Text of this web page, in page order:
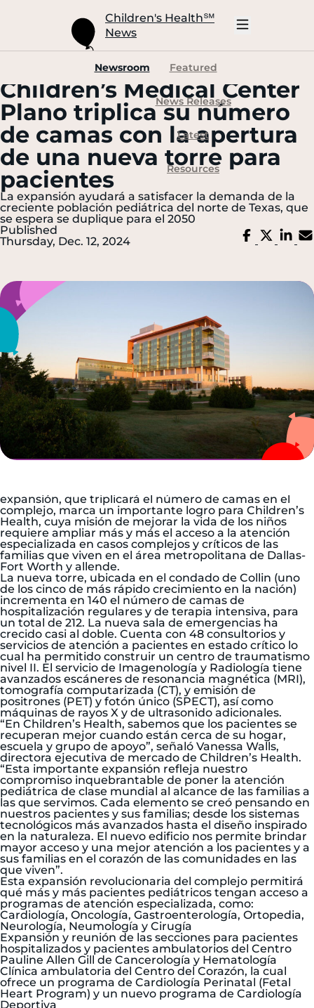
Children's Health℠
News
Newsroom Featured
News Releases
Latest
Resources
Children’s Medical Center
Plano triplica su número
de camas con la apertura
de una nueva torre para
pacientes
La expansión ayudará a satisfacer la demanda de la
creciente población pediátrica del norte de Texas, que
se espera se duplique para el 2050
Published
Thursday, Dec. 12, 2024
Share
on
Share
on on
DALLAS, Dec 12, 2024 —
Children’s Health℠, una de
las instituciones de salud pediátrica más grandes y
prestigiosas del país y el sistema de salud pediátrica
expansión, que triplicará el número de camas en el
complejo, marca un importante logro para Children’s
Health, cuya misión de mejorar la vida de los niños
requiere ampliar más y más el acceso a la atención
especializada en casos complejos y críticos de las
familias que viven en el área metropolitana de Dallas-
Fort Worth y allende.
La nueva torre, ubicada en el condado de Collin (uno
de los cinco de más rápido crecimiento en la nación)
incrementa en 140 el número de camas de
hospitalización regulares y de terapia intensiva, para
un total de 212. La nueva sala de emergencias ha
crecido casi al doble. Cuenta con 48 consultorios y
servicios de atención a pacientes en estado crítico lo
cual ha permitido construir un centro de traumatismo
nivel II. El servicio de Imagenología y Radiología tiene
avanzados escáneres de resonancia magnética (MRI),
tomografía computarizada (CT), y emisión de
positrones (PET) y fotón único (SPECT), así como
máquinas de rayos X y de ultrasonido adicionales.
“En Children’s Health, sabemos que los pacientes se
recuperan mejor cuando están cerca de su hogar,
escuela y grupo de apoyo”, señaló Vanessa Walls,
directora ejecutiva de mercado de Children’s Health.
“Esta importante expansión refleja nuestro
compromiso inquebrantable de poner la atención
pediátrica de clase mundial al alcance de las familias a
las que servimos. Cada elemento se creó pensando en
nuestros pacientes y sus familias; desde los sistemas
tecnológicos más avanzados hasta el diseño inspirado
en la naturaleza. El nuevo edificio nos permite brindar
mayor acceso y una mejor atención a los pacientes y a
sus familias en el corazón de las comunidades en las
que viven”.
Esta expansión revolucionaria del complejo permitirá
qué más y más pacientes pediátricos tengan acceso a
programas de atención especializada, como:
Cardiología, Oncología, Gastroenterología, Ortopedia,
Neurología, Neumología y Cirugía
Expansión y reunión de las secciones para pacientes
hospitalizados y pacientes ambulatorios del Centro
Pauline Allen Gill de Cancerología y Hematología
Clínica ambulatoria del Centro del Corazón, la cual
ofrece un programa de Cardiología Perinatal (Fetal
Heart Program) y un nuevo programa de Cardiología
Deportiva